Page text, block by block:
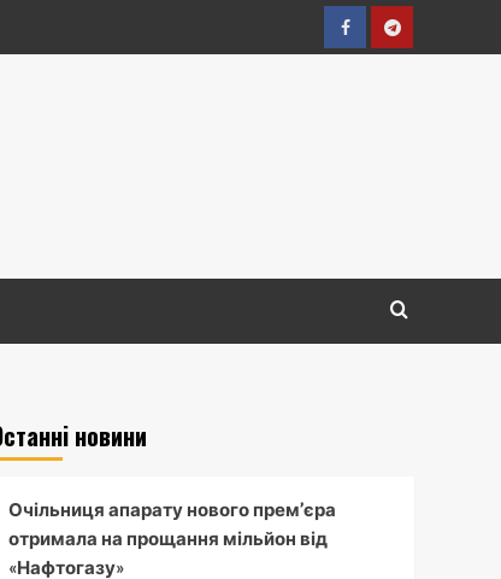
FacebookTelegram
новини
Очільниця апарату нового прем’єра
отримала на прощання мільйон від
«Нафтогазу»